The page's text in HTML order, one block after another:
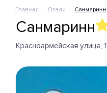
Главная Отели Санмаринн
Санмаринн
Красноармейская улица,